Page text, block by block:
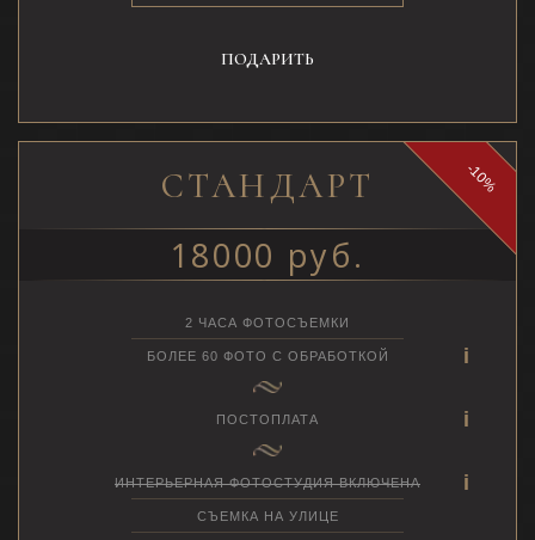
ПОДАРИТЬ
-10%
СТАНДАРТ
18000 руб.
2 ЧАСА ФОТОСЪЕМКИ
БОЛЕЕ 60 ФОТО С ОБРАБОТКОЙ
ПОСТОПЛАТА
ИНТЕРЬЕРНАЯ ФОТОСТУДИЯ ВКЛЮЧЕНА
СЪЕМКА НА УЛИЦЕ